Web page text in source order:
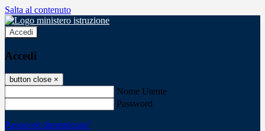
Salta al contenuto
Accedi
Accedi
button close ×
Nome Utente
Password
Password dimenticata?